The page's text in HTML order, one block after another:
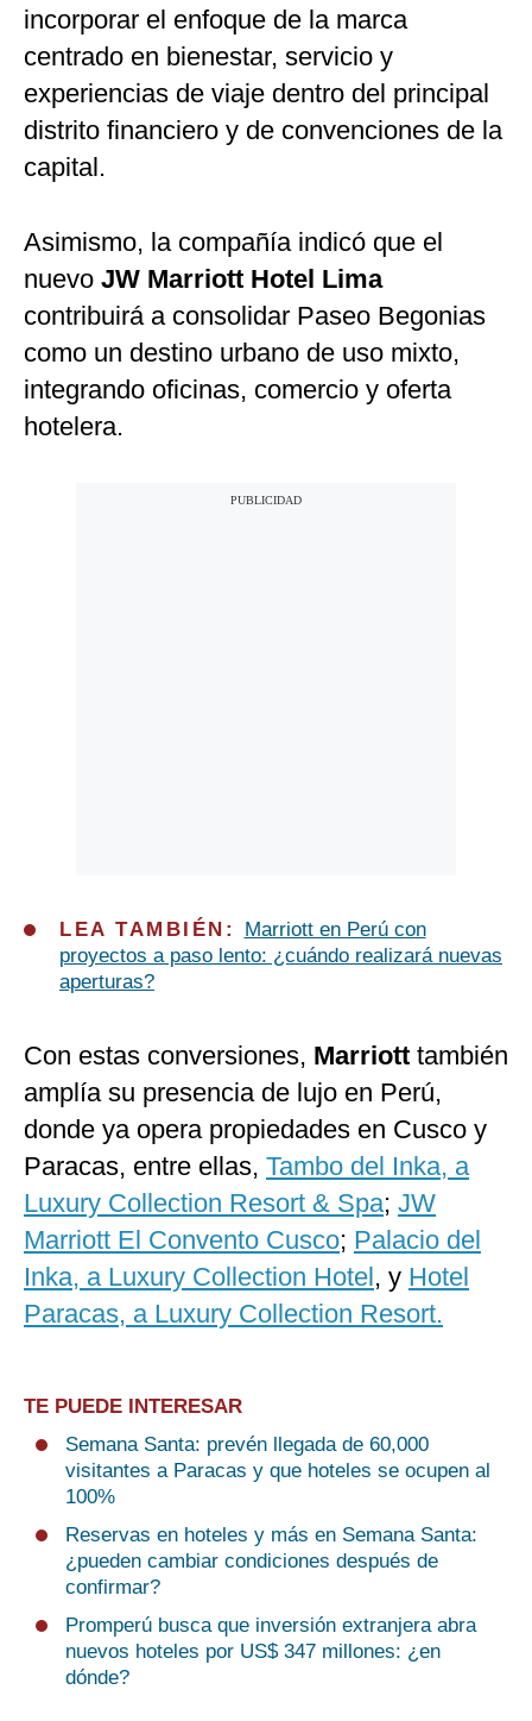
incorporar el enfoque de la marca
centrado en bienestar, servicio y
experiencias de viaje dentro del principal
distrito financiero y de convenciones de la
capital.
Asimismo, la compañía indicó que el
nuevo JW Marriott Hotel Lima
contribuirá a consolidar Paseo Begonias
como un destino urbano de uso mixto,
integrando oficinas, comercio y oferta
hotelera.
LEA TAMBIÉN:
Marriott en Perú con
proyectos a paso lento: ¿cuándo realizará nuevas
aperturas?
Con estas conversiones, Marriott también
amplía su presencia de lujo en Perú,
donde ya opera propiedades en Cusco y
Paracas, entre ellas, Tambo del Inka, a
Luxury Collection Resort & Spa; JW
Marriott El Convento Cusco; Palacio del
Inka, a Luxury Collection Hotel, y Hotel
Paracas, a Luxury Collection Resort.
TE PUEDE INTERESAR
Semana Santa: prevén llegada de 60,000
visitantes a Paracas y que hoteles se ocupen al
100%
Reservas en hoteles y más en Semana Santa:
¿pueden cambiar condiciones después de
confirmar?
Promperú busca que inversión extranjera abra
nuevos hoteles por US$ 347 millones: ¿en
dónde?